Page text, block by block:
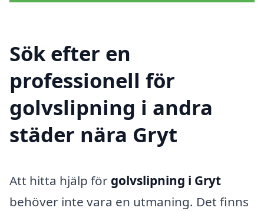
Sök efter en
professionell för
golvslipning i andra
städer nära Gryt
Att hitta hjälp för golvslipning i Gryt
behöver inte vara en utmaning. Det finns